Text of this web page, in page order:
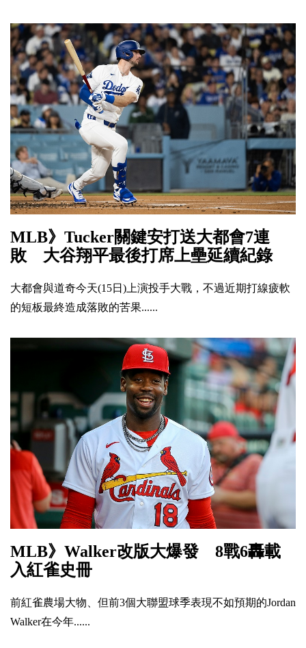
MLB》Tucker關鍵安打送大都會7連
敗 大谷翔平最後打席上壘延續紀錄
大都會與道奇今天(15日)上演投手大戰，不過近期打線疲軟
的短板最終造成落敗的苦果......
MLB》Walker改版大爆發 8戰6轟載
入紅雀史冊
前紅雀農場大物、但前3個大聯盟球季表現不如預期的Jordan
Walker在今年......